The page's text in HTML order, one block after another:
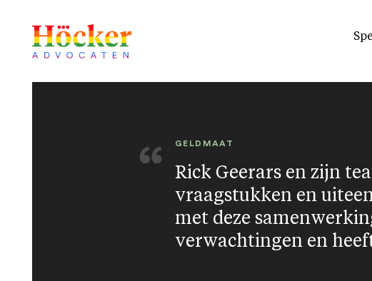
GELDMAAT
Rick Geerars en zijn
vraagstukken en
met deze
verwachtingen en